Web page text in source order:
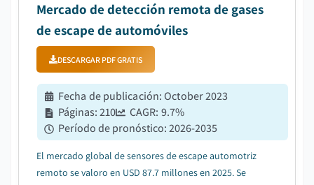
Mercado de detección remota de gases
de escape de automóviles
DESCARGAR PDF GRATIS
Fecha de publicación:October 2023
Páginas:210 CAGR: 9.7%
Período de pronóstico:2026-2035
El mercado global de sensores de escape automotriz
remoto se valoro en USD 87.7 millones en 2025. Se